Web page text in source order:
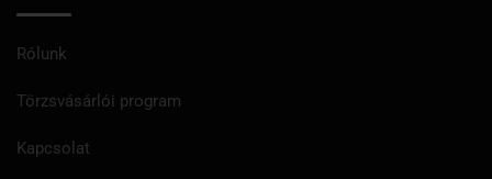
Rólunk
Törzsvásárlói program
Kapcsolat